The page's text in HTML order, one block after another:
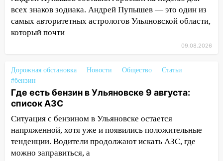
10:13 Прокуратура подвела итоги
недели в Ульяновской области
09:15
Ураган, изнасилование ребенка,
автоподставы и атака беспилотников:
важные итоги прошедшей недели в
Ульяновской области
08:20 В Ульяновске восстановили
трамвайную и троллейбусную
инфраструктуру после шторма
всех знаков зодиака. Андрей Пупышев — это один из
самых авторитетных астрологов Ульяновской области,
который почти
09.08.2026
Дорожная обстановка Новости Общество
Статьи
#бензин
Где есть бензин в Ульяновске 9 августа:
список АЗС
Ситуация с бензином в Ульяновске остается
напряженной, хотя уже и появились положительные
тенденции. Водители продолжают искать АЗС, где
можно заправиться, а